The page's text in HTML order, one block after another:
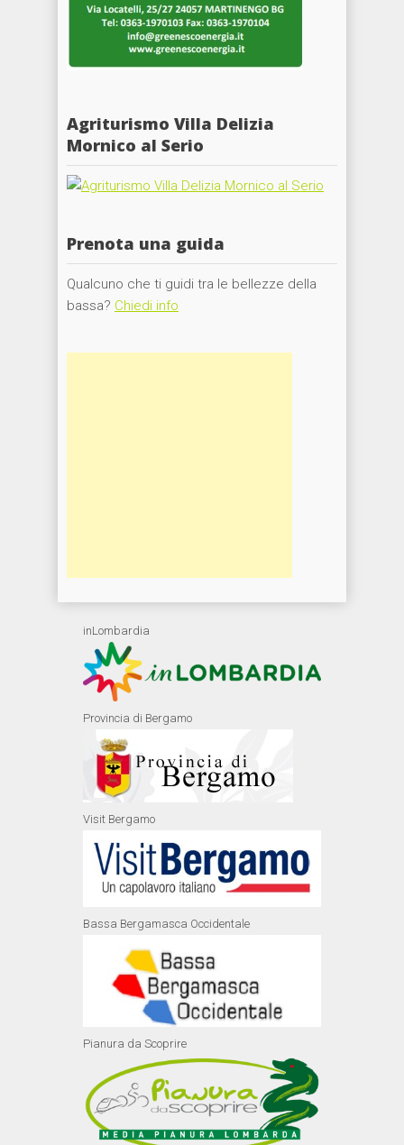
Agriturismo Villa Delizia
Mornico al Serio
Prenota una guida
Qualcuno che ti guidi tra le bellezze della
bassa? Chiedi info
inLombardia
Provincia di Bergamo
Visit Bergamo
Bassa Bergamasca Occidentale
Pianura da Scoprire